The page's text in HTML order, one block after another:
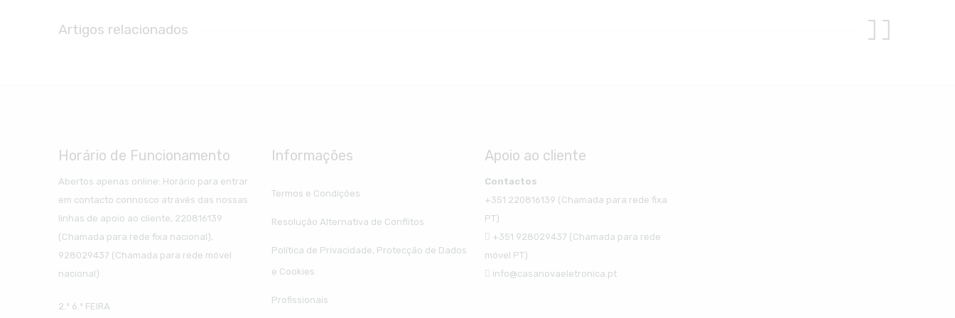
Artigos relacionados
Horário de Funcionamento
Abertos apenas online: Horário para entrar
em contacto connosco através das nossas
linhas de apoio ao cliente, 220816139
(Chamada para rede fixa nacional),
928029437 (Chamada para rede móvel
nacional)
2.ª 6.ª FEIRA
Informações
Termos e Condições
Resolução Alternativa de Conflitos
Política de Privacidade, Protecção de Dados
e Cookies
Profissionais
Apoio ao cliente
Contactos
+351 220816139 (Chamada para rede fixa
PT)
+351 928029437 (Chamada para rede
móvel PT)
info@casanovaeletronica.pt